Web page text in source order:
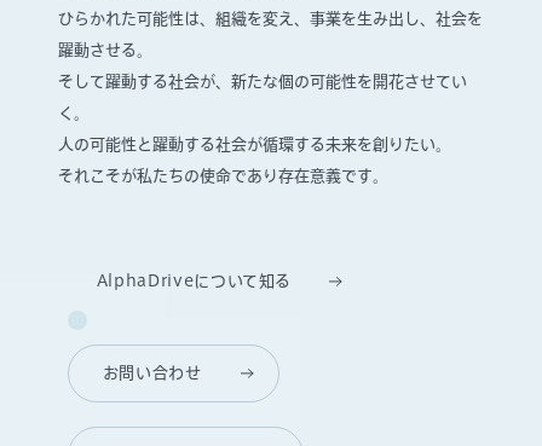
ひらかれた可能性は、組織を変え、事業を生み出し、社会を
躍動させる。
そして躍動する社会が、新たな個の可能性を開花させてい
く。
人の可能性と躍動する社会が循環する未来を創りたい。
それこそが私たちの使命であり存在意義です。
AlphaDriveについて知る
お問い合わせ